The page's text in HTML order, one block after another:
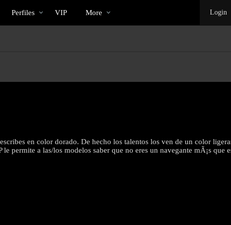
Perfiles VIP More Login
en color dorado. De hecho los talentos los ven de un color
permite a las/los modelos saber que no eres un navegante mÃ¡s que